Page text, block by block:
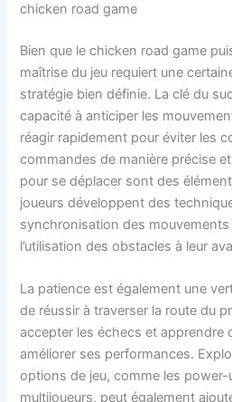
chicken road game
Bien que le chicken road game
maîtrise du jeu requiert une
stratégie bien définie. La clé du
capacité à anticiper les
réagir rapidement pour éviter les
commandes de manière précise
pour se déplacer sont des
joueurs développent des
synchronisation des
l’utilisation des obstacles à leur
La patience est également une
de réussir à traverser la route du
accepter les échecs et apprendre
améliorer ses performances.
options de jeu, comme les
multijoueurs, peut également